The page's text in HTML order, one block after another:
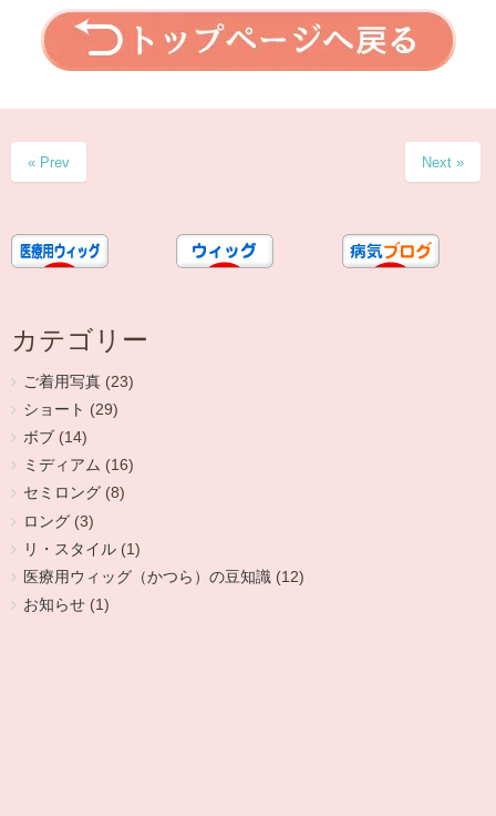
« Prev Next »
カテゴリー
ご着用写真 (23)
ショート (29)
ボブ (14)
ミディアム (16)
セミロング (8)
ロング (3)
リ・スタイル (1)
医療用ウィッグ（かつら）の豆知識 (12)
お知らせ (1)